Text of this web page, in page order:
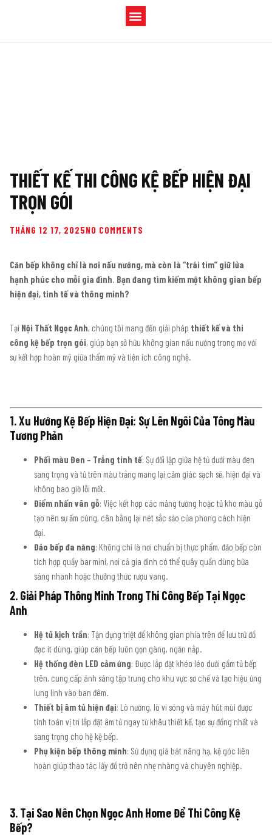
THIẾT KẾ THI CÔNG KỆ BẾP HIỆN ĐẠI
TRỌN GÓI
THÁNG 12 17, 2025NO COMMENTS
Căn bếp không chỉ là nơi nấu nướng, mà còn là “trái tim” giữ lửa
hạnh phúc cho mỗi gia đình. Bạn đang tìm kiếm một không gian bếp
hiện đại, tinh tế và thông minh?
Tại Nội Thất Ngọc Anh, chúng tôi mang đến giải pháp thiết kế và thi
công kệ bếp trọn gói, giúp bạn sở hữu không gian nấu nướng trong mơ với
sự kết hợp hoàn mỹ giữa thẩm mỹ và tiện ích công nghệ.
1. Xu Hướng Kệ Bếp Hiện Đại: Sự Lên Ngôi Của Tông Màu
Tương Phản
Phối màu Đen – Trắng tinh tế: Sự đối lập giữa hệ tủ dưới màu đen
sang trọng và tủ trên màu trắng mang lại cảm giác sạch sẽ, hiện đại và
không bao giờ lỗi mốt.
Điểm nhấn vân gỗ: Việc kết hợp các mảng tường hoặc tủ kho màu gỗ
tạo nên sự ấm cúng, cân bằng lại nét sắc sảo của phong cách hiện
đại.
Đảo bếp đa năng: Không chỉ là nơi chuẩn bị thực phẩm, đảo bếp còn
tích hợp quầy bar mini, nơi cả gia đình có thể quây quần dùng bữa
sáng nhanh hoặc thưởng thức rượu vang.
2. Giải Pháp Thông Minh Trong Thi Công Bếp Tại Ngọc
Anh
Hệ tủ kịch trần: Tận dụng triệt để không gian phía trên để lưu trữ đồ
đạc ít dùng, giúp căn bếp luôn gọn gàng, ngăn nắp.
Hệ thống đèn LED cảm ứng: Được lắp đặt khéo léo dưới gầm tủ bếp
trên, cung cấp ánh sáng tập trung cho khu vực sơ chế và tạo hiệu ứng
lung linh vào ban đêm.
Thiết bị âm tủ hiện đại: Lò nướng, lò vi sóng và máy hút mùi được
tính toán vị trí lắp đặt âm tủ ngay từ khâu thiết kế, tạo sự đồng nhất và
sang trọng cho hệ kệ bếp.
Phụ kiện bếp thông minh: Sử dụng giá bát nâng hạ, kệ góc liên
hoàn giúp thao tác lấy đồ trở nên nhẹ nhàng và chuyên nghiệp.
3. Tại Sao Nên Chọn Ngọc Anh Home Để Thi Công Kệ
Bếp?